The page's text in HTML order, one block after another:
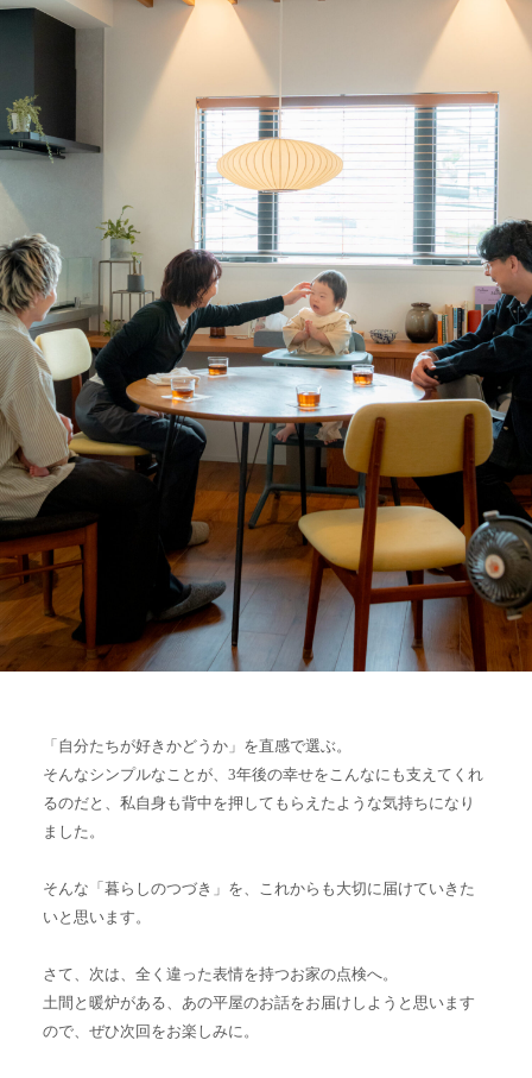
「自分たちが好きかどうか」を直感で選ぶ。
そんなシンプルなことが、3年後の幸せをこんなにも支えてくれ
るのだと、私自身も背中を押してもらえたような気持ちになり
ました。
そんな「暮らしのつづき」を、これからも大切に届けていきた
いと思います。
さて、次は、全く違った表情を持つお家の点検へ。
土間と暖炉がある、あの平屋のお話をお届けしようと思います
ので、ぜひ次回をお楽しみに。